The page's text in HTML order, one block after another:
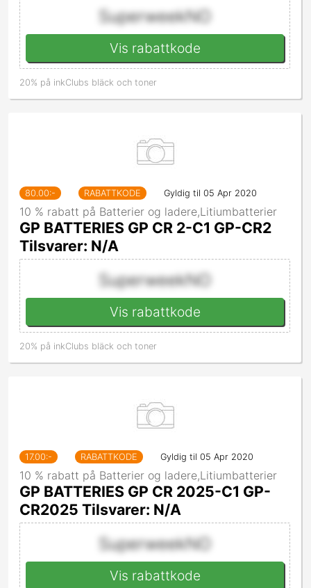
SuperweekNO
Vis rabattkode
20% på inkClubs bläck och toner
80.00:- RABATTKODE Gyldig til 05 Apr 2020
10 % rabatt på Batterier og ladere,Litiumbatterier
GP BATTERIES GP CR 2-C1 GP-CR2
Tilsvarer: N/A
SuperweekNO
Vis rabattkode
20% på inkClubs bläck och toner
17.00:- RABATTKODE Gyldig til 05 Apr 2020
10 % rabatt på Batterier og ladere,Litiumbatterier
GP BATTERIES GP CR 2025-C1 GP-
CR2025 Tilsvarer: N/A
SuperweekNO
Vis rabattkode